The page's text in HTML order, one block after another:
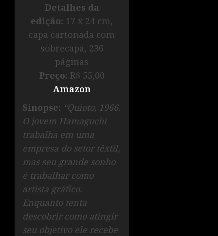
Detalhes da
edição: 17 x 24 cm,
capa cartonada com
sobrecapa, 236
páginas
Preço: R$ 55,00
Amazon
Sinopse: “Quioto, 1966.
O jovem Hamaguchi
trabalha em uma
empresa do setor têxtil,
mas seu grande sonho
é trabalhar como
artista gráfico.
Enquanto tenta
descobrir como atingir
seu objetivo ele recebe